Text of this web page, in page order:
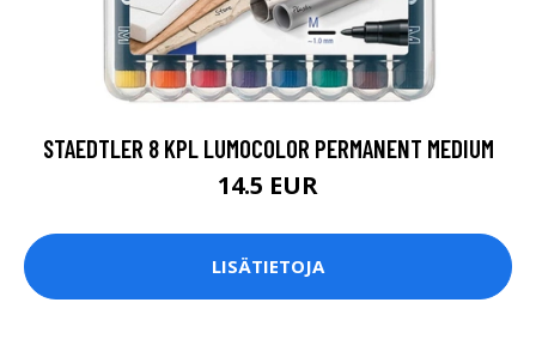
STAEDTLER 8 KPL LUMOCOLOR PERMANENT MEDIUM
14.5 EUR
LISÄTIETOJA